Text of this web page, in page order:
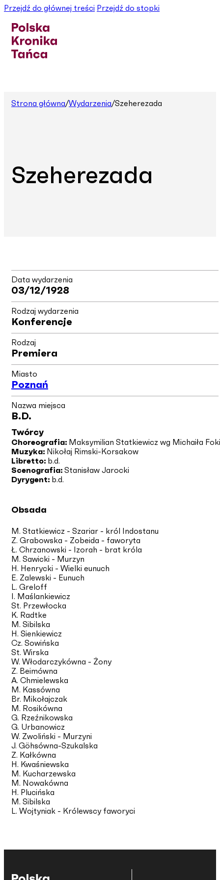
Przejdź do głównej treści Przejdź do stopki
Strona główna/Wydarzenia/Szeherezada
Szeherezada
Data wydarzenia
03/12/1928
Rodzaj wydarzenia
Konferencje
Rodzaj
Premiera
Miasto
Poznań
Nazwa miejsca
B.d.
Twórcy
Choreografia: Maksymilian Statkiewicz wg Michaiła
Muzyka: Nikołaj Rimski-Korsakow
Libretto: b.d.
Scenografia: Stanisław Jarocki
Dyrygent: b.d.
Obsada
M. Statkiewicz - Szariar - król Indostanu
Z. Grabowska - Zobeida - faworyta
Ł. Chrzanowski - Izorah - brat króla
M. Sawicki - Murzyn
H. Henrycki - Wielki eunuch
E. Zalewski - Eunuch
L. Greloff
I. Maślankiewicz
St. Przewłocka
K. Radtke
M. Sibilska
H. Sienkiewicz
Cz. Sowińska
St. Wirska
W. Włodarczykówna - Żony
Z. Beimówna
A. Chmielewska
M. Kassówna
Br. Mikołajczak
M. Rosikówna
G. Rzeźnikowska
G. Urbanowicz
W. Zwoliński - Murzyni
J. Göhsówna-Szukalska
Z. Kałkówna
H. Kwaśniewska
M. Kucharzewska
M. Nowakówna
H. Plucińska
M. Sibilska
L. Wojtyniak - Królewscy faworyci